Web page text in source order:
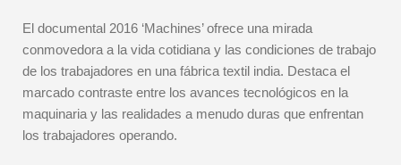
El documental 2016 ‘Machines’ ofrece una mirada
conmovedora a la vida cotidiana y las condiciones de trabajo
de los trabajadores en una fábrica textil india. Destaca el
marcado contraste entre los avances tecnológicos en la
maquinaria y las realidades a menudo duras que enfrentan
los trabajadores operando.